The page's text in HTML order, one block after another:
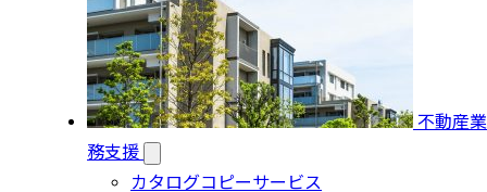
不動産業
務支援
カタログコピーサービス